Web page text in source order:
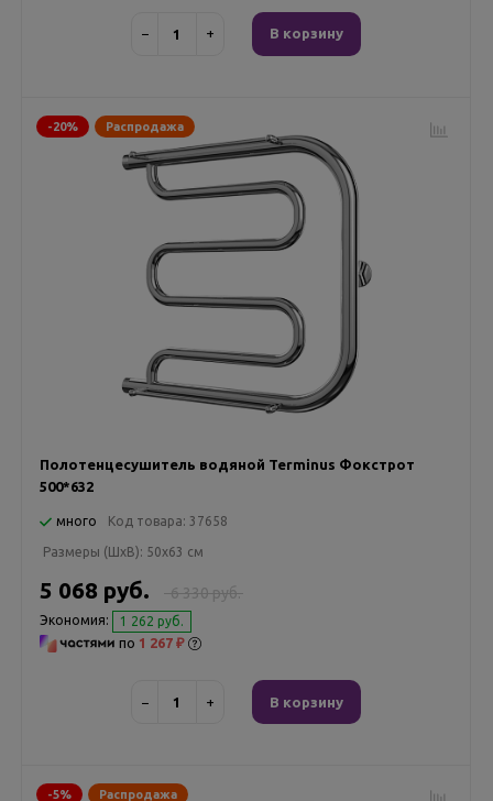
− + В корзину
-20% Распродажа
Полотенцесушитель водяной Terminus Фокстрот
500*632
много Код товара: 37658
Размеры (ШxВ): 50x63 см
6 330 руб.
5 068 руб.
Экономия: 1 262 руб.
по 1 267 ₽
− + В корзину
-5% Распродажа